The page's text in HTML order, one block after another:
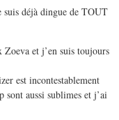
suis déjà dingue de TOUT
Zoeva et j’en suis toujours
est incontestablement
sont aussi sublimes et j’ai